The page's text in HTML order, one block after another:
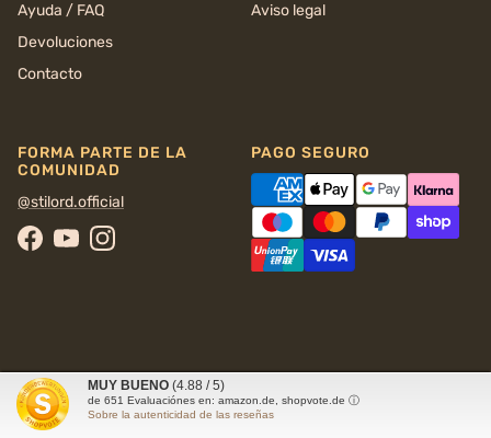
Ayuda / FAQ
Devoluciones
Contacto
Aviso legal
FORMA PARTE DE LA
COMUNIDAD
@stilord.official
Facebook
YouTubeInstagram
PAGO SEGURO
© 2026STILORD
MUY BUENO (4.88 / 5)
de 651 Evaluaciónes en: amazon.de, shopvote.de ⓘ
Sobre la autenticidad de las reseñas